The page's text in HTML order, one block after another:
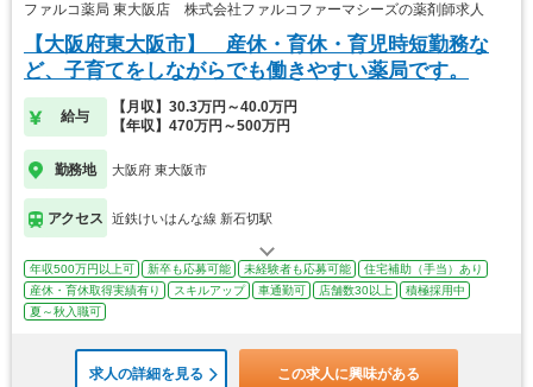
ファルコ薬局 東大阪店 株式会社ファルコファーマシーズの薬剤師求人
【大阪府東大阪市】 産休・育休・育児時短勤務な
ど、子育てをしながらでも働きやすい薬局です。
給与
【月収】30.3万円～40.0万円
【年収】470万円～500万円
勤務地 大阪府 東大阪市
アクセス 近鉄けいはんな線 新石切駅
年収500万円以上可 新卒も応募可能 未経験者も応募可能
住宅補助（手当）あり
産休・育休取得実績有り
スキルアップ 車通勤可 店舗数30以上
積極採用中
夏～秋入職可
求人の詳細を見る この求人に興味がある